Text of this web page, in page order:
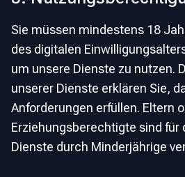
Sie müssen mindestens 18
des digitalen
um unsere Dienste zu nutzen.
unserer Dienste erklären Sie,
Anforderungen erfüllen. Eltern
Erziehungsberechtigte sind für
Dienste durch Minderjährige